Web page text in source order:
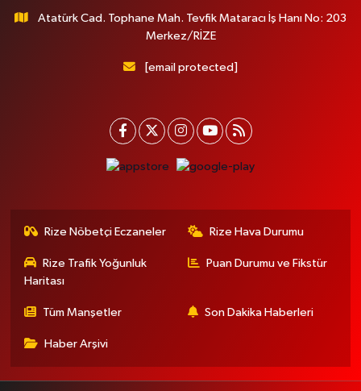
Atatürk Cad. Tophane Mah. Tevfik Mataracı İş Hanı No: 203
Merkez/RİZE
[email protected]
Rize Nöbetçi Eczaneler Rize Hava Durumu
Rize Trafik Yoğunluk
Haritası
Puan Durumu ve Fikstür
Tüm Manşetler Son Dakika Haberleri
Haber Arşivi